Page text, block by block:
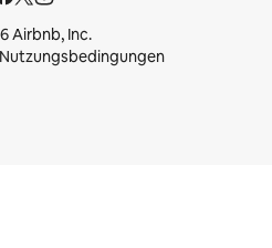
Airbnb, Inc.
Nutzungsbedingungen